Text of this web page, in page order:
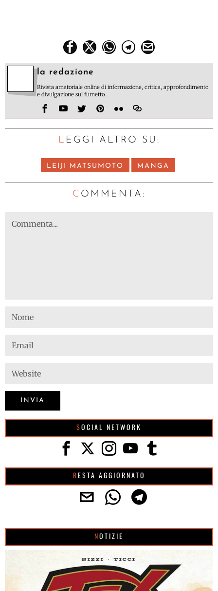
la redazione
Rivista amatoriale online di informazione, critica, approfondimento
e divulgazione sul fumetto.
LEGGI ALTRO SU:
LEIJI MATSUMOTO MANGA
C OMMENTA:
SOCIAL NETWORK
RESTA AGGIORNATO
NOTIZIE